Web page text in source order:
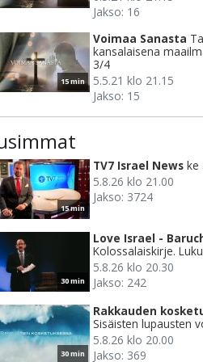
Jakso: 16
15 min
Voimaa Sanasta
kansalaisena
3/4
5.5.21 klo 21.15
Jakso: 15
15 min
TV7 Israel News ke
5.8.26 klo 21.00
Jakso: 3724
30 min
Love Israel -
Kolossalaiskirje.
5.8.26 klo 20.30
Jakso: 242
30 min
Rakkauden
Sisäisten lupausten
5.8.26 klo 20.00
Jakso: 369